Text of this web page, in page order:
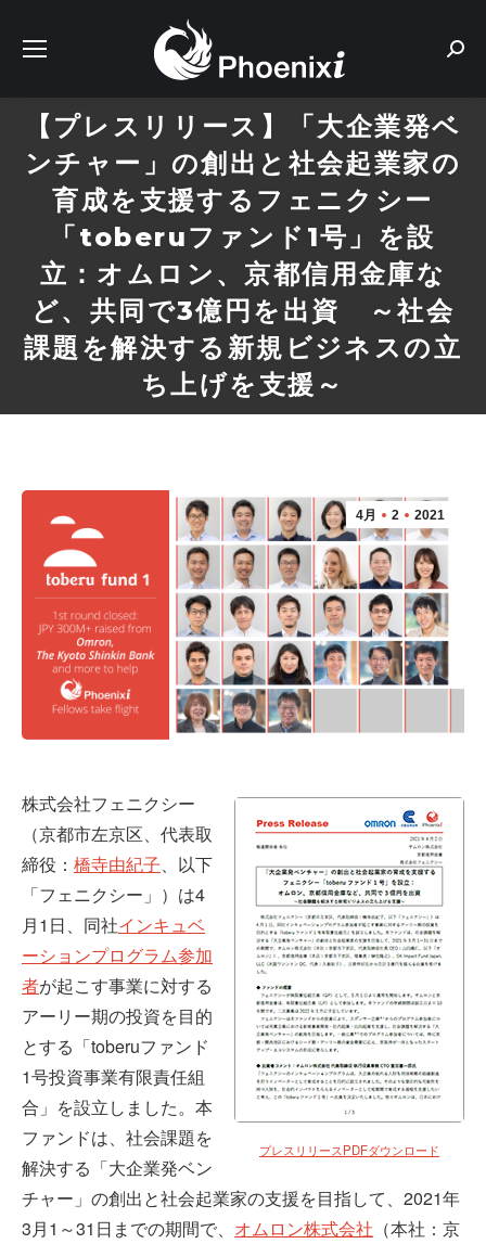
【プレスリリース】「大企業発ベ
ンチャー」の創出と社会起業家の
育成を支援するフェニクシー
「toberuファンド1号」を設
立：オムロン、京都信用金庫な
ど、共同で3億円を出資 ～社会
課題を解決する新規ビジネスの立
ち上げを支援～
4月 2 2021
プレスリリースPDFダウンロード
株式会社フェニクシー
（京都市左京区、代表取
締役： 橋寺由紀子 、以下
「フェニクシー」）は4
月1日、同社インキュベ
ーションプログラム参加
者が起こす事業に対する
アーリー期の投資を目的
とする「toberuファンド
1号投資事業有限責任組
合」を設立しました。本
ファンドは、社会課題を
解決する「大企業発ベン
チャー」の創出と社会起業家の支援を目指して、2021年
3月1～31日までの期間で、 オムロン株式会社 （本社：京